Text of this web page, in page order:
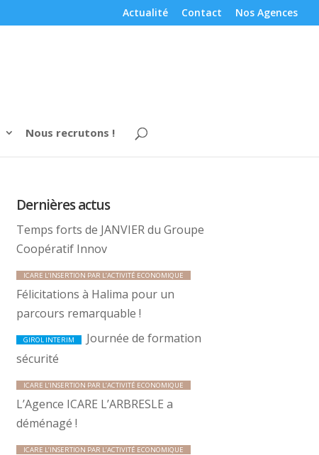
Actualité Contact Nos Agences
Nous recrutons !
Dernières actus
Temps forts de JANVIER du Groupe
Coopératif Innov
ICARE L’INSERTION PAR L’ACTIVITÉ ECONOMIQUE
Félicitations à Halima pour un
parcours remarquable !
GIROL INTERIM
Journée de formation
sécurité
ICARE L’INSERTION PAR L’ACTIVITÉ ECONOMIQUE
L’Agence ICARE L’ARBRESLE a
déménagé !
ICARE L’INSERTION PAR L’ACTIVITÉ ECONOMIQUE